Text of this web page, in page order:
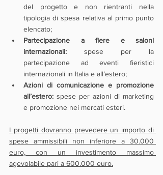
del progetto e non rientranti nella
tipologia di spesa relativa al primo punto
elencato;
Partecipazione a fiere e saloni
internazionali: spese per la
partecipazione ad eventi fieristici
internazionali in Italia e all’estero;
Azioni di comunicazione e promozione
all’estero: spese per azioni di marketing
e promozione nei mercati esteri.
I progetti dovranno prevedere un importo di
spese ammissibili non inferiore a 30.000
euro, con un investimento massimo
agevolabile pari a 600.000 euro.